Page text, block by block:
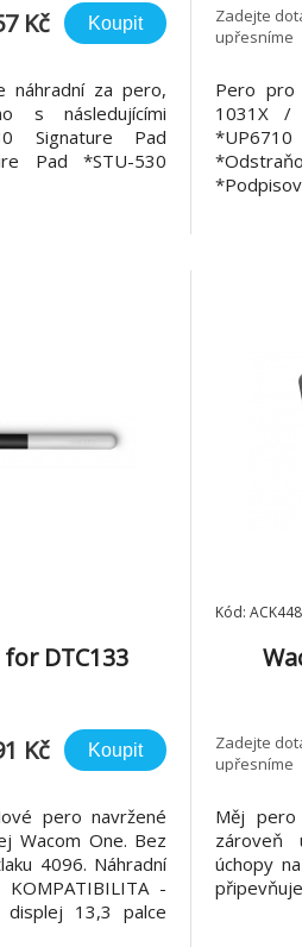
Kč Koupit
náhradní za pero,
s následujícími
Signature Pad
Pad *STU-530
Zadejte
upřesníme
Pero pro
1031X /
DTC133
Kč Koupit
pero navržené
Wacom One. Bez
4096. Náhradní
-
13,3 palce
Kód:
Zadejte
upřesníme
Měj
zároveň
úchopy